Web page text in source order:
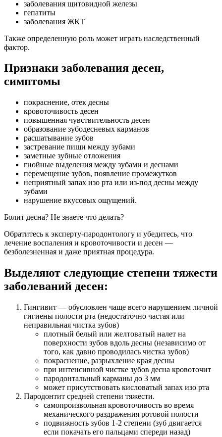
заболевания щитовидной железы
гепатиты
заболевания ЖКТ
Также определенную роль может играть наследственный
фактор.
Признаки заболевания десен,
симптомы
покраснение, отек десны
кровоточивость десен
повышенная чувствительность десен
образование зубодесневых карманов
расшатывание зубов
застревание пищи между зубами
заметные зубные отложения
гнойные выделения между зубами и деснами
перемещение зубов, появление промежутков
неприятный запах изо рта или из-под десны между
зубами
нарушение вкусовых ощущений.
Болит десна? Не знаете что делать?
Обратитесь к эксперту-пародонтологу и убедитесь, что
лечение воспаления и кровоточивости и десен —
безболезненная и даже приятная процедура.
Выделяют следующие степени тяжести
заболеваний десен:
Гингивит — обусловлен чаще всего нарушением личной
гигиены полости рта (недостаточно частая или
неправильная чистка зубов)
плотный белый или желтоватый налет на
поверхности зубов вдоль десны (независимо от
того, как давно проводилась чистка зубов)
покраснение, разрыхление края десны
при интенсивной чистке зубов десна кровоточит
пародонтальный карманы до 3 мм
может присутствовать кисловатый запах изо рта
Пародонтит средней степени тяжести.
самопроизвольная кровоточивость во время
механического раздражения ротовой полости
подвижность зубов 1-2 степени (зуб двигается
если покачать его пальцами спереди назад)